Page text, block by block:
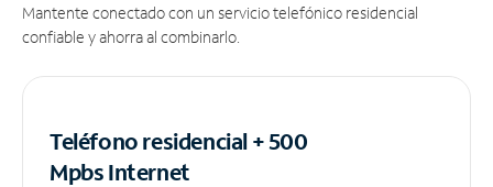
Mantente conectado con un servicio telefónico residencial
confiable y ahorra al combinarlo.
Teléfono residencial + 500
MpbsInternet